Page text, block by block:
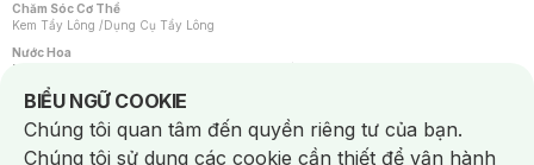
Chăm Sóc Cơ Thể
Kem Tẩy Lông /Dụng Cụ Tẩy Lông
Nước Hoa
Nước Hoa Nữ
Chăm Sóc Cá Nhân
Chống Muỗi /Khẩu Trang /Máy Massage/Mặt Nạ Xông Hơi /Nước Rửa Tay/
Sản Phẩm Chăm Sóc Khác /Bàn Chải Đánh Răng /Bàn Chải Điện/
Hỗ Trợ Trắng Răng/Kem Đánh Răng /Máy Tăm Nước/ Nước Súc Miệng/
BIỂU NGỮ COOKIE
Notice about cookies usage
Chúng tôi quan tâm đến quyền riêng tư của bạn.
Chúng tôi sử dụng các cookie cần thiết để vận hành